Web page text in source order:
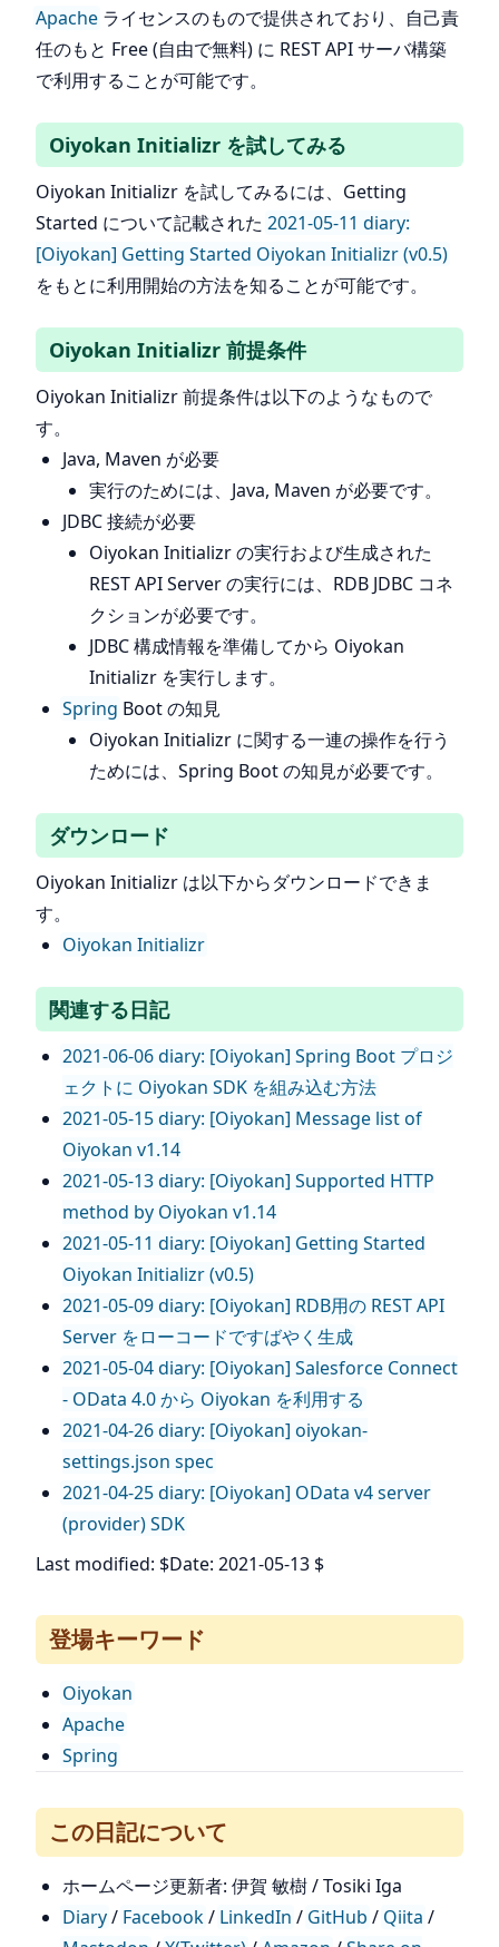
Apache ライセンスのもので提供されており、自己責
任のもと Free (自由で無料) に REST API サーバ構築
で利用することが可能です。
Oiyokan Initializr を試してみる
Oiyokan Initializr を試してみるには、Getting
Started について記載された 2021-05-11 diary:
[Oiyokan] Getting Started Oiyokan Initializr (v0.5)
をもとに利用開始の方法を知ることが可能です。
Oiyokan Initializr 前提条件
Oiyokan Initializr 前提条件は以下のようなもので
す。
Java, Maven が必要
実行のためには、Java, Maven が必要です。
JDBC 接続が必要
Oiyokan Initializr の実行および生成された
REST API Server の実行には、RDB JDBC コネ
クションが必要です。
JDBC 構成情報を準備してから Oiyokan
Initializr を実行します。
Spring Boot の知見
Oiyokan Initializr に関する一連の操作を行う
ためには、Spring Boot の知見が必要です。
ダウンロード
Oiyokan Initializr は以下からダウンロードできま
す。
Oiyokan Initializr
関連する日記
2021-06-06 diary: [Oiyokan] Spring Boot プロジ
ェクトに Oiyokan SDK を組み込む方法
2021-05-15 diary: [Oiyokan] Message list of
Oiyokan v1.14
2021-05-13 diary: [Oiyokan] Supported HTTP
method by Oiyokan v1.14
2021-05-11 diary: [Oiyokan] Getting Started
Oiyokan Initializr (v0.5)
2021-05-09 diary: [Oiyokan] RDB用の REST API
Server をローコードですばやく生成
2021-05-04 diary: [Oiyokan] Salesforce Connect
- OData 4.0 から Oiyokan を利用する
2021-04-26 diary: [Oiyokan] oiyokan-
settings.json spec
2021-04-25 diary: [Oiyokan] OData v4 server
(provider) SDK
Last modified: $Date: 2021-05-13 $
登場キーワード
Oiyokan
Apache
Spring
この日記について
ホームページ更新者: 伊賀 敏樹 / Tosiki Iga
Diary/ Facebook/ LinkedIn / GitHub / Qiita /